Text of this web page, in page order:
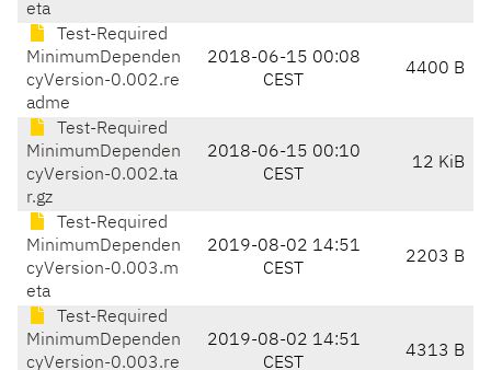
eta
Test-Required
MinimumDependen
cyVersion-0.002.re
adme
2018-06-15 00:08
CEST
4400 B
Test-Required
MinimumDependen
cyVersion-0.002.ta
r.gz
2018-06-15 00:10
CEST
12 KiB
Test-Required
MinimumDependen
cyVersion-0.003.m
eta
2019-08-02 14:51
CEST
2203 B
Test-Required
MinimumDependen
cyVersion-0.003.re
2019-08-02 14:51
CEST
4313 B